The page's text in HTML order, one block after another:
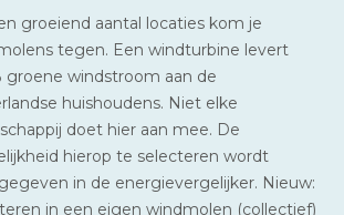
groeiend aantal locaties kom je
tegen. Een windturbine levert
groene windstroom aan de
huishoudens. Niet elke
doet hier aan mee. De
hierop te selecteren wordt
in de energievergelijker. Nieuw:
in een eigen windmolen (collectief)